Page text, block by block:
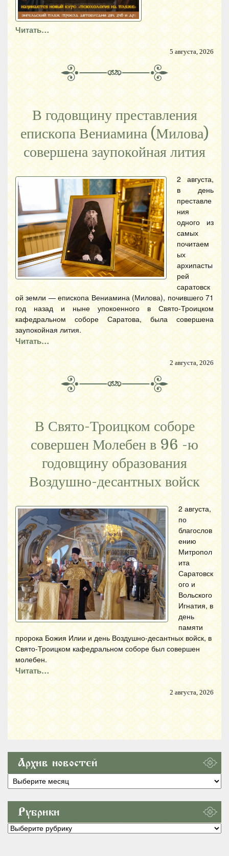
Читать…
5 августа, 2026
В годовщину преставления
епископа Вениамина (Милова)
совершена заупокойная лития
2 августа,
в день
преставле
ния
одного из
самых
почитаем
ых
архипасты
рей
саратовск
ой земли — епископа Вениамина (Милова), почившего 71
год назад и ныне упокоенного в Свято-Троицком
кафедральном соборе Саратова, была совершена
заупокойная лития.
Читать…
2 августа, 2026
В Свято-Троицком соборе
совершен Молебен в 96 -ю
годовщину образования
Воздушно-десантных войск
2 августа,
по
благослов
ению
Митропол
ита
Саратовск
ого и
Вольского
Игнатия, в
день
памяти
пророка Божия Илии и день Воздушно-десантных войск, в
Свято-Троицком кафедральном соборе был совершен
молебен.
Читать…
2 августа, 2026
Архив новостей
Архив
новостей
Рубрики
Рубрики